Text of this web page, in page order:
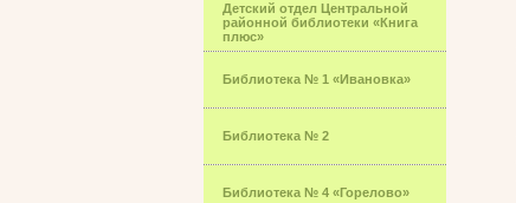
Детский отдел Центральной
районной библиотеки «Книга
плюс»
Библиотека № 1 «Ивановка»
Библиотека № 2
Библиотека № 4 «Горелово»